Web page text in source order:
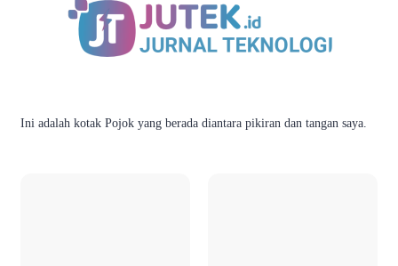
Ini adalah kotak Pojok yang berada diantara pikiran dan tangan saya.